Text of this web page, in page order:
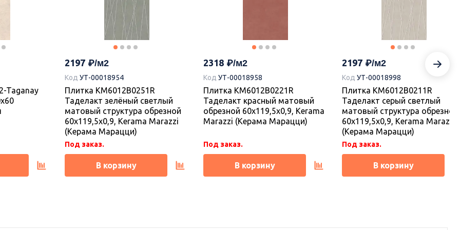
Коллекция керамогранита Про
Догана 80х80, Kerama Marazzi
(Керама Марацци)
Под заказ.
В корзину
2 белый матовый структура
обрезной 60x119,5x0,9, Kerama
Marazzi (Керама Марацци)
Под заказ.
В корзину
УТ-00018775
Плитка KM6012B0021R
1 белый матовый структура
обрезной 60x119,5x1, Kerama
Marazzi (Керама Марацци)
Под заказ.
В корзину
Taganay
2197
Код УТ-00018954
Плитка KM6012B0251R
Таделакт зелёный светлый
матовый структура обрезной
60x119,5x0,9, Kerama Marazzi
(Керама Марацци)
Под заказ.
В корзину
2318
Код УТ-00018958
Плитка KM6012B0221R
Таделакт красный матовый
обрезной 60x119,5x0,9, Kerama
Marazzi (Керама Марацци)
Под заказ.
В корзину
2197
Код УТ-00018998
Плитка KM6012B0211R
Таделакт серый светлый
матовый структура обрезной
60x119,5x0,9, Kerama Marazzi
(Керама Марацци)
Под заказ.
В корзину